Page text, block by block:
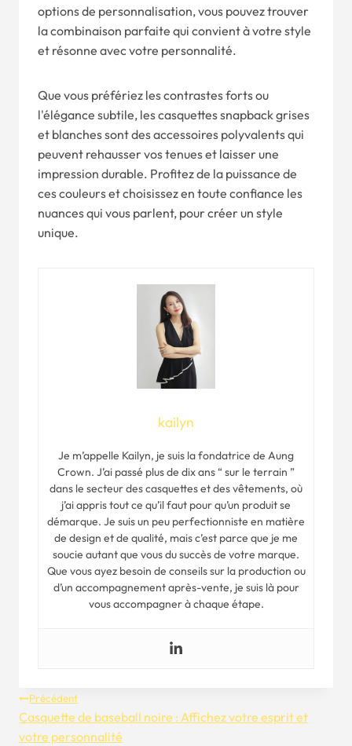
options de personnalisation, vous pouvez trouver
la combinaison parfaite qui convient à votre style
et résonne avec votre personnalité.
Que vous préfériez les contrastes forts ou
l'élégance subtile, les casquettes snapback grises
et blanches sont des accessoires polyvalents qui
peuvent rehausser vos tenues et laisser une
impression durable. Profitez de la puissance de
ces couleurs et choisissez en toute confiance les
nuances qui vous parlent, pour créer un style
unique.
kailyn
Je m’appelle Kailyn, je suis la fondatrice de Aung
Crown. J’ai passé plus de dix ans “ sur le terrain ”
dans le secteur des casquettes et des vêtements, où
j’ai appris tout ce qu’il faut pour qu’un produit se
démarque. Je suis un peu perfectionniste en matière
de design et de qualité, mais c’est parce que je me
soucie autant que vous du succès de votre marque.
Que vous ayez besoin de conseils sur la production ou
d’un accompagnement après-vente, je suis là pour
vous accompagner à chaque étape.
Navigation
Précédent
Casquette de baseball noire : Affichez votre esprit et
votre personnalité